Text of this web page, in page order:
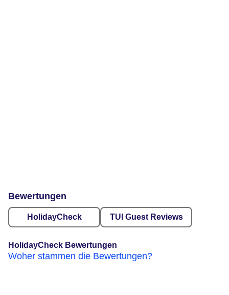
Bewertungen
HolidayCheck TUI Guest Reviews
HolidayCheck Bewertungen
Woher stammen die Bewertungen?